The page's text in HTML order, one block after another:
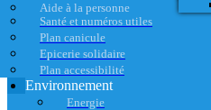
Aide à la personne
Santé et numéros utiles
Plan canicule
Epicerie solidaire
Plan accessibilité
Environnement
Energie